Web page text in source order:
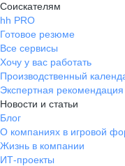
Соискателям
hh PRO
Готовое резюме
Все сервисы
Хочу у вас работать
Производственный
Экспертная рекомендация
Новости и статьи
Блог
О компаниях в игровой
Жизнь в компании
ИТ-проекты